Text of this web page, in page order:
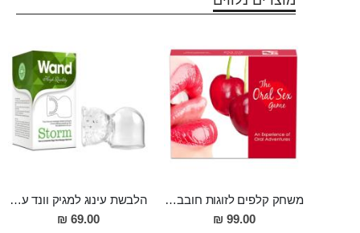
משחק קלפים לזוגות חובבי מין אוראלי
99.00 ₪
הלבשת עינוג למגיק וונד עבור גבר מסיליקון
69.00 ₪